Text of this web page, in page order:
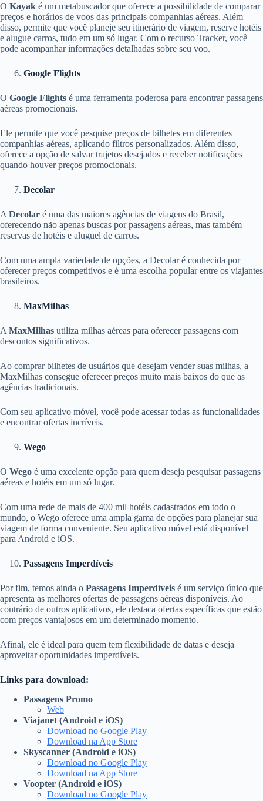
O Kayak é um metabuscador que oferece a possibilidade de comparar
preços e horários de voos das principais companhias aéreas. Além
disso, permite que você planeje seu itinerário de viagem, reserve hotéis
e alugue carros, tudo em um só lugar. Com o recurso Tracker, você
pode acompanhar informações detalhadas sobre seu voo.
Google Flights
O Google Flights é uma ferramenta poderosa para encontrar passagens
aéreas promocionais.
Ele permite que você pesquise preços de bilhetes em diferentes
companhias aéreas, aplicando filtros personalizados. Além disso,
oferece a opção de salvar trajetos desejados e receber notificações
quando houver preços promocionais.
Decolar
A Decolar é uma das maiores agências de viagens do Brasil,
oferecendo não apenas buscas por passagens aéreas, mas também
reservas de hotéis e aluguel de carros.
Com uma ampla variedade de opções, a Decolar é conhecida por
oferecer preços competitivos e é uma escolha popular entre os viajantes
brasileiros.
MaxMilhas
A MaxMilhas utiliza milhas aéreas para oferecer passagens com
descontos significativos.
Ao comprar bilhetes de usuários que desejam vender suas milhas, a
MaxMilhas consegue oferecer preços muito mais baixos do que as
agências tradicionais.
Com seu aplicativo móvel, você pode acessar todas as funcionalidades
e encontrar ofertas incríveis.
Wego
O Wego é uma excelente opção para quem deseja pesquisar passagens
aéreas e hotéis em um só lugar.
Com uma rede de mais de 400 mil hotéis cadastrados em todo o
mundo, o Wego oferece uma ampla gama de opções para planejar sua
viagem de forma conveniente. Seu aplicativo móvel está disponível
para Android e iOS.
Passagens Imperdíveis
Por fim, temos ainda o Passagens Imperdíveis é um serviço único que
apresenta as melhores ofertas de passagens aéreas disponíveis. Ao
contrário de outros aplicativos, ele destaca ofertas específicas que estão
com preços vantajosos em um determinado momento.
Afinal, ele é ideal para quem tem flexibilidade de datas e deseja
aproveitar oportunidades imperdíveis.
Links para download:
Passagens Promo
Web
Viajanet (Android e iOS)
Download no Google Play
Download na App Store
Skyscanner (Android e iOS)
Download no Google Play
Download na App Store
Voopter (Android e iOS)
Download no Google Play